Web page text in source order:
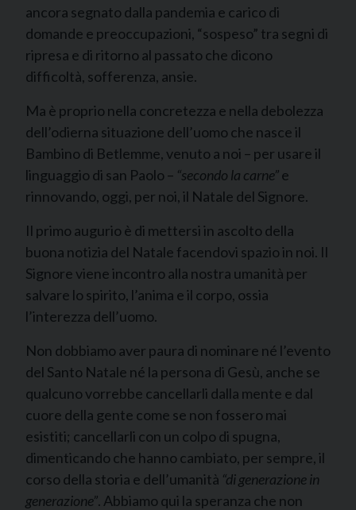
ancora segnato dalla pandemia e carico di
domande e preoccupazioni, “sospeso” tra segni di
ripresa e di ritorno al passato che dicono
difficoltà, sofferenza, ansie.
Ma è proprio nella concretezza e nella debolezza
dell’odierna situazione dell’uomo che nasce il
Bambino di Betlemme, venuto a noi – per usare il
linguaggio di san Paolo – “secondo la carne”e
rinnovando, oggi, per noi, il Natale del Signore.
Il primo augurio è di mettersi in ascolto della
buona notizia del Natale facendovi spazio in noi. Il
Signore viene incontro alla nostra umanità per
salvare lo spirito, l’anima e il corpo, ossia
l’interezza dell’uomo.
Non dobbiamo aver paura di nominare né l’evento
del Santo Natale né la persona di Gesù, anche se
qualcuno vorrebbe cancellarli dalla mente e dal
cuore della gente come se non fossero mai
esistiti; cancellarli con un colpo di spugna,
dimenticando che hanno cambiato, per sempre, il
corso della storia e dell’umanità “di generazione in
generazione”. Abbiamo qui la speranza che non